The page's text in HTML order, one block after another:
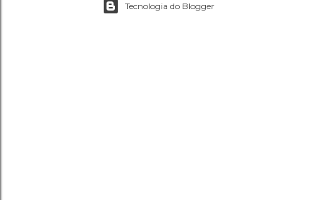
Tecnologia do Blogger